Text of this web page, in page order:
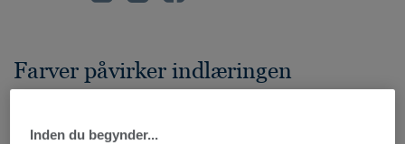
Farver påvirker indlæringen
opmuntre til læring og skabe et positivt uddannelsesmiljø.
Inden du begynder...